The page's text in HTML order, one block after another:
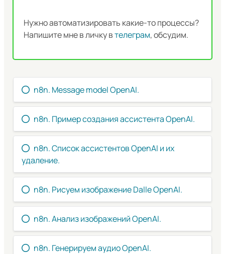
Нужно автоматизировать какие-то процессы?
Напишите мне в личку втелеграм, обсудим.
n8n. Message model OpenAI.
n8n. Пример создания ассистента OpenAI.
n8n. Список ассистентов OpenAI и их
удаление.
n8n. Рисуем изображение Dalle OpenAI.
n8n. Анализ изображений OpenAI.
n8n. Генерируем аудио OpenAI.